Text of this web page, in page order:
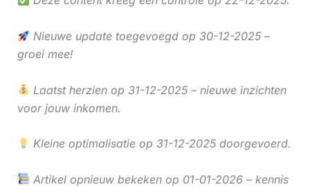
Nieuwe update toegevoegd op 30-12-2025 –
groei mee!
Laatst herzien op 31-12-2025 – nieuwe inzichten
voor jouw inkomen.
Kleine optimalisatie op 31-12-2025 doorgevoerd.
Artikel opnieuw bekeken op 01-01-2026 – kennis